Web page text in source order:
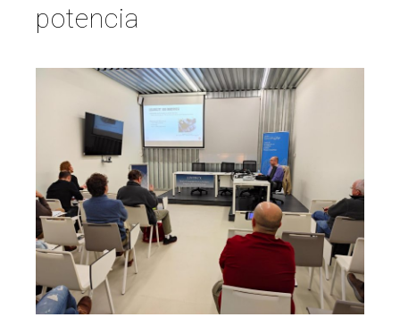
Igualdad
EN Search
Buscar
por:
BUSCAR
TwitterInstagramYoutubeLinkedin
potencia